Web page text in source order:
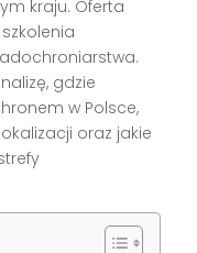
kraju. Oferta
gdzie
w Polsce,
oraz jakie